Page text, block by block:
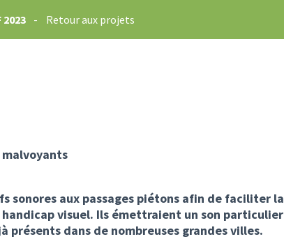
2023 - Retour aux projets
malvoyants
sonores aux passages piétons afin de faciliter la
handicap visuel. Ils émettraient un son particulier
présents dans de nombreuses grandes villes.